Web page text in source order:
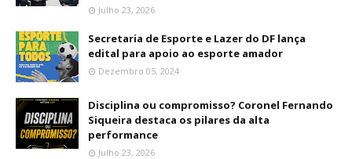
Julho 23, 2026
Secretaria de Esporte e Lazer do DF lança
edital para apoio ao esporte amador
Dezembro 05, 2024
Disciplina ou compromisso? Coronel Fernando
Siqueira destaca os pilares da alta
performance
Julho 23, 2026